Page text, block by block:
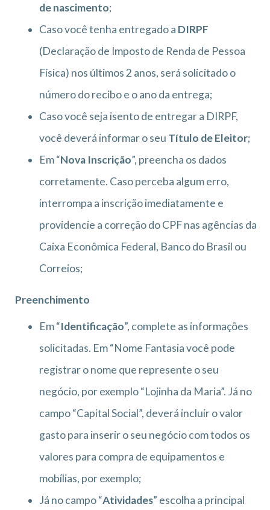
de nascimento;
Caso você tenha entregado a DIRPF
(Declaração de Imposto de Renda de Pessoa
Física) nos últimos 2 anos, será solicitado o
número do recibo e o ano da entrega;
Caso você seja isento de entregar a DIRPF,
você deverá informar o seu Título de Eleitor;
Em “Nova Inscrição”, preencha os dados
corretamente. Caso perceba algum erro,
interrompa a inscrição imediatamente e
providencie a correção do CPF nas agências da
Caixa Econômica Federal, Banco do Brasil ou
Correios;
Preenchimento
Em “Identificação”, complete as informações
solicitadas. Em “Nome Fantasia você pode
registrar o nome que represente o seu
negócio, por exemplo “Lojinha da Maria”. Já no
campo “Capital Social”, deverá incluir o valor
gasto para inserir o seu negócio com todos os
valores para compra de equipamentos e
mobílias, por exemplo;
Já no campo “Atividades” escolha a principal